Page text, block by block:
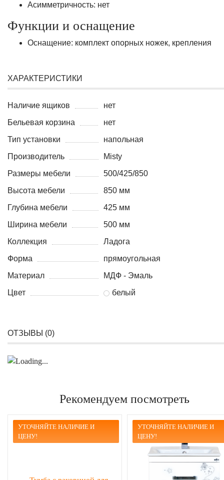
Асимметричность: нет
Функции и оснащение
Оснащение: комплект опорных ножек, крепления
ХАРАКТЕРИСТИКИ
Наличие ящиков
нет
Бельевая корзина
нет
Тип установки
напольная
Производитель
Misty
Размеры мебели
500/425/850
Высота мебели
850 мм
Глубина мебели
425 мм
Ширина мебели
500 мм
Коллекция
Ладога
Форма
прямоугольная
Материал
МДФ - Эмаль
Цвет
белый
ОТЗЫВЫ (0)
Рекомендуем посмотреть
УТОЧНЯЙТЕ НАЛИЧИЕ И
ЦЕНУ!
УТОЧНЯЙТЕ НАЛИЧИЕ И
ЦЕНУ!